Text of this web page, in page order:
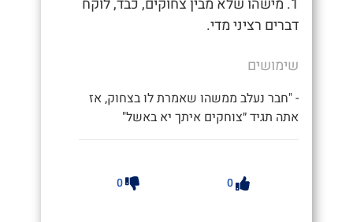
1. מישהו שלא מבין צחוקים, כבד, לוקח
דברים רציני מדי.
שימושים
- "חבר נעלב ממשהו שאמרת לו בצחוק, אז
אתה תגיד ״צוחקים איתך יא באשל"
0
0